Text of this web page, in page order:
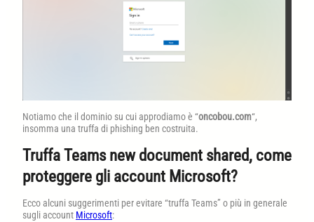
Notiamo che il dominio su cui approdiamo è “oncobou.com“,
insomma una truffa di phishing ben costruita.
Truffa Teams new document shared, come
proteggere gli account Microsoft?
Ecco alcuni suggerimenti per evitare “truffa Teams” o più in generale
sugli account Microsoft: